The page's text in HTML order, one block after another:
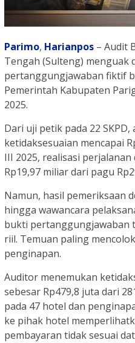
Parimo, Harianpos – Audit
Tengah (Sulteng) menguak
pertanggungjawaban fiktif
Pemerintah Kabupaten
2025.
Dari uji petik pada 22
ketidaksesuaian mencapai
III 2025, realisasi
Rp19,97 miliar dari pagu
Namun, hasil pemeriksaan
hingga wawancara
bukti pertanggungjawaban
riil. Temuan paling
penginapan.
Auditor menemukan
sebesar Rp479,8 juta dari
pada 47 hotel dan
ke pihak hotel
pembayaran tidak sesuai